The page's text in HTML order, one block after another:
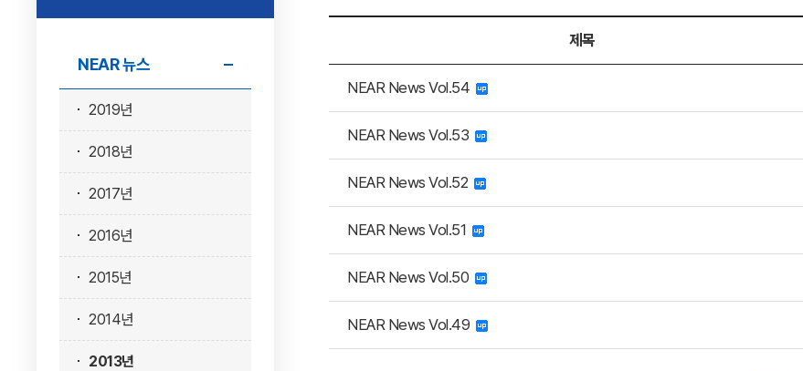
NEAR 뉴스
2019년
2018년
2017년
2016년
2015년
2014년
2013년
제목
NEAR News Vol.54
NEAR News Vol.53
NEAR News Vol.52
NEAR News Vol.51
NEAR News Vol.50
NEAR News Vol.49